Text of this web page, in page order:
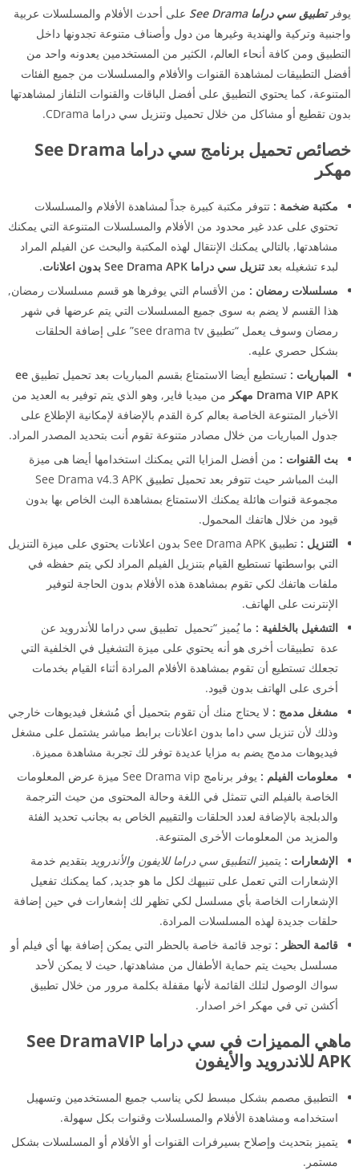
يوفرتطبيق سي دراما See Drama
على أحدث الأفلام والمسلسلات عربية
واجنبية وتركية والهندية وغيرها من دول وأصناف متنوعة تجدونها داخل
التطبيق ومن كافة أنحاء العالم، الكثير من المستخدمين يعدونه واحد من
أفضل التطبيقات لمشاهدة القنوات والأفلام والمسلسلات من جميع الفئات
المتنوعة، كما يحتوي التطبيق على أفضل الباقات والقنوات التلفاز لمشاهدتها
بدون تقطيع أو مشاكل من خلال تحميل وتنزيل سي دراما CDrama.
خصائص تحميل برنامج سي دراما See Drama
مهكر
مكتبة ضخمة : تتوفر مكتبة كبيرة جداً لمشاهدة الأفلام والمسلسلات
تحتوي على عدد غير محدود من الأفلام والمسلسلات المتنوعة التي يمكنك
مشاهدتها, بالتالي يمكنك الإنتقال لهذه المكتبة والبحث عن الفيلم المراد
لبدء تشغيله بعد تنزيل سي دراما See Drama APK بدون اعلانات
.
مسلسلات رمضان : من الأقسام التي يوفرها هو قسم مسلسلات رمضان,
هذا القسم لا يضم به سوى جميع المسلسلات التي يتم عرضها في شهر
رمضان وسوف يعمل “تطبيق see drama tv” على إضافة الحلقات
بشكل حصري عليه.
المباريات : تستطيع أيضا الاستمتاع بقسم المباريات بعد تحميل تطبيق ee
Drama VIP APK مهكر
من ميديا فاير, وهو الذي يتم توفير به العديد من
الأخبار المتنوعة الخاصة بعالم كرة القدم بالإضافة لإمكانية الإطلاع على
جدول المباريات من خلال مصادر متنوعة تقوم أنت بتحديد المصدر المراد.
بث القنوات : من أفضل المزايا التي يمكنك استخدامها أيضا هى ميزة
البث المباشر حيث تتوفر بعد تحميل تطبيق See Drama v4.3 APK
مجموعة قنوات هائلة يمكنك الاستمتاع بمشاهدة البث الخاص بها بدون
قيود من خلال هاتفك المحمول.
التنزيل :
تطبيق See Drama APK بدون اعلانات يحتوي على ميزة التنزيل
التي بواسطتها تستطيع القيام بتنزيل الفيلم المراد لكي يتم حفظه في
ملفات هاتفك لكي تقوم بمشاهدة هذه الأفلام بدون الحاجة لتوفير
الإنترنت على الهاتف.
التشغيل بالخلفية : ما يُميز “تحميل تطبيق سي دراما للأندرويد عن
عدة تطبيقات أخرى هو أنه يحتوي على ميزة التشغيل في الخلفية التي
تجعلك تستطيع أن تقوم بمشاهدة الأفلام المرادة أثناء القيام بخدمات
أخرى على الهاتف بدون قيود.
مشغل مدمج : لا يحتاج منك أن تقوم بتحميل أي مُشغل فيديوهات خارجي
وذلك لأن تنزيل سي داما بدون اعلانات برابط مباشر يشتمل على مشغل
فيديوهات مدمج يضم به مزايا عديدة توفر لك تجربة مشاهدة مميزة.
معلومات الفيلم :
يوفر برنامج See Drama vip ميزة عرض المعلومات
الخاصة بالفيلم التي تتمثل في اللغة وحالة المحتوى من حيث الترجمة
والدبلجة بالإضافة لعدد الحلقات والتقييم الخاص به بجانب تحديد الفئة
والمزيد من المعلومات الأخرى المتنوعة.
الإشعارات : يتميزالتطبيق سي دراما للايفون والأندرويد بتقديم خدمة
الإشعارات التي تعمل على تنبيهك لكل ما هو جديد, كما يمكنك تفعيل
الإشعارات الخاصة بأي مسلسل لكي تظهر لك إشعارات في حين إضافة
حلقات جديدة لهذه المسلسلات المرادة.
قائمة الحظر : توجد قائمة خاصة بالحظر التي يمكن إضافة بها أي فيلم أو
مسلسل بحيث يتم حماية الأطفال من مشاهدتها, حيث لا يمكن لأحد
سواك الوصول لتلك القائمة لأنها مقفلة بكلمة مرور من خلال تطبيق
أكشن تي في مهكر اخر اصدار.
ماهي المميزات في سي دراما See DramaVIP
APK للاندرويد والأيفون
التطبيق مصمم بشكل مبسط لكي يناسب جميع المستخدمين وتسهيل
استخدامه ومشاهدة الأفلام والمسلسلات وقنوات بكل سهولة.
يتميز بتحديث وإصلاح بسيرفرات القنوات أو الأفلام أو المسلسلات بشكل
مستمر.